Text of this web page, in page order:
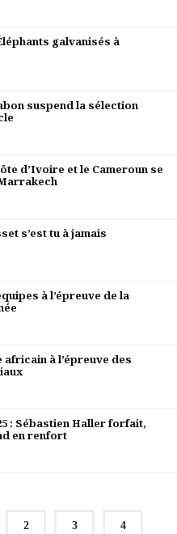
galvanisés à
suspend la sélection
d’Ivoire et le Cameroun se
s’est tu à jamais
à l’épreuve de la
africain à l’épreuve des
: Sébastien Haller forfait,
en renfort
2 3 4